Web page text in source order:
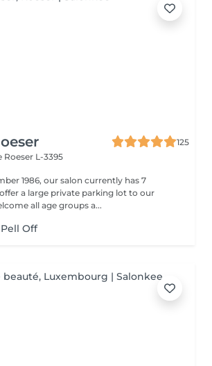
125
Roeser L-3395
1986, our salon currently has 7
a large private parking lot to our
all age groups a...
Off